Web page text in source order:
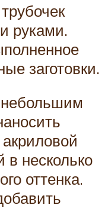
руками.
заготовки.
в несколько
оттенка.